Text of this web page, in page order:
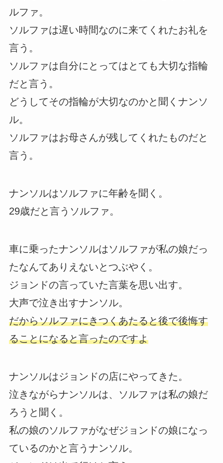
ルファ。
ソルファは遅い時間なのに来てくれたお礼を
言う。
ソルファは自分にとってはとても大切な指輪
だと言う。
どうしてその指輪が大切なのかと聞くナンソ
ル。
ソルファはお母さんが残してくれたものだと
言う。
ナンソルはソルファに年齢を聞く。
29歳だと言うソルファ。
車に乗ったナンソルはソルファが私の娘だっ
たなんてありえないとつぶやく。
ジョンドの言っていた言葉を思い出す。
大声で泣き出すナンソル。
だからソルファにきつくあたると後で後悔す
ることになると言ったのですよ
ナンソルはジョンドの店にやってきた。
泣きながらナンソルは、ソルファは私の娘だ
ろうと聞く。
私の娘のソルファがなぜジョンドの娘になっ
ているのかと言うナンソル。